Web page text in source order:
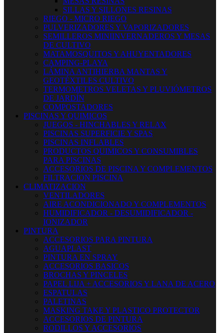
SILLAS Y SILLONES RESINAS
RIEGO - MICRO RIEGO
PULVERIZADORES Y VAPORIZADORES
SEMILLEROS MINIINVERNADEROS Y MESAS
DE CULTIVO
MATAMOSQUITOS Y AHUYENTADORES
CAMPING-PLAYA
LÁMINA ANTIHIERBA MANTAS Y
GEOTÉXTILES CULTIVO
TERMOMETROS VELETAS Y PLUVIÓMETROS
DE JARDÍN
COMPOSTADORES
PISCINAS Y QUIMICOS
JUEGOS - HINCHABLES Y RELAX
PISCINAS SUPERFICIE Y SPAS
PISCINAS INFLABLES
PRODUCTOS QUIMICOS Y CONSUMIBLES
PARA PISCINAS
ACCESORIOS DE PISCINA Y COMPLEMENTOS
FILTRACION PISCINA
CLIMATIZACION
VENTILADORES
AIRE ACONDICIONADO Y COMPLEMENTOS
HUMIDIFICADOR - DESUMIDIFICADOR -
IONIZADOR
PINTURA
ACCESORIOS PARA PINTURA
AGUAPLAST
PINTURA EN SPRAY
ACCESORIOS BASICOS
BROCHAS Y PINCELES
PAPEL LIJA + ACCESORIOS Y LANA DE ACERO
ESPATULAS
PALETINAS
MASKING TAKE Y PLASTICO PROTECTOR
ACCESORIOS DE PINTURA
RODILLOS Y ACCESORIOS